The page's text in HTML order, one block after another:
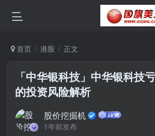
首页 港股 正文
「中华银科技」中华银科技
的投资风险解析
股价挖掘机
1年前发布